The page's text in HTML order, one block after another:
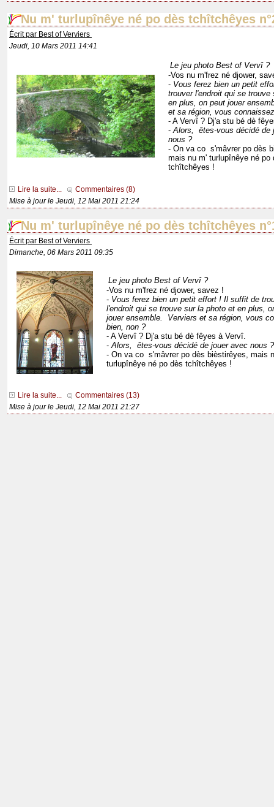
Nu m' turlupînêye né po dès tchîtchêyes
Écrit par Best of Verviers
Jeudi, 10 Mars 2011 14:41
Le jeu photo Best of Vervî ?
-Vos nu m'frez né djower,
- Vous ferez bien un petit
trouver l'endroit qui se trouve
en plus, on peut jouer
et sa région, vous
- A Vervî ? Dj'a stu bé dè
-Alors, êtes-vous décidé de
nous ?
- On va co s'mâvrer po dès
mais nu m' turlupînêye né po
tchîtchêyes !
Lire la suite...
Commentaires (8)
Mise à jour le Jeudi, 12 Mai 2011 21:24
Nu m' turlupînêye né po dès tchîtchêyes
Écrit par Best of Verviers
Dimanche, 06 Mars 2011 09:35
Le jeu photo Best of Vervî ?
-Vos nu m'frez né djower, savez !
- Vous ferez bien un petit effort ! Il suffit de
l'endroit qui se trouve sur la photo et en plus,
jouer ensemble. Verviers et sa région, vous
bien, non ?
- A Vervî ? Dj'a stu bé dè fêyes à Vervî.
-Alors, êtes-vous décidé de jouer avec nous ?
- On va co s'mâvrer po dès bièstirêyes, mais
turlupînêye né po dès tchîtchêyes !
Lire la suite...
Commentaires (13)
Mise à jour le Jeudi, 12 Mai 2011 21:27